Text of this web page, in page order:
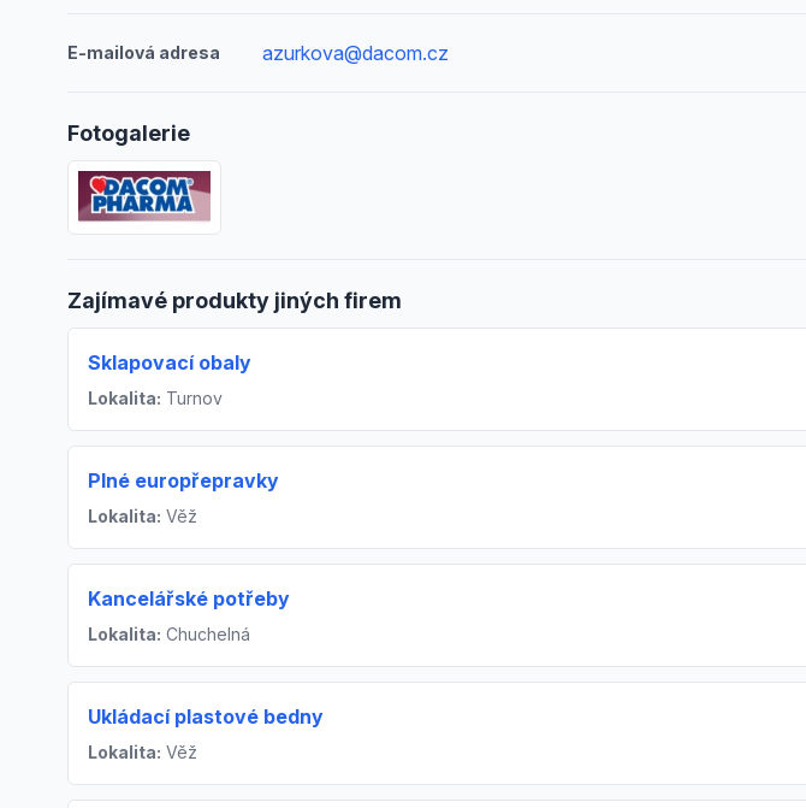
E-mailová adresa azurkova@dacom.cz
Fotogalerie
Zajímavé produkty jiných firem
Sklapovací obaly
Lokalita: Turnov
Plné europřepravky
Lokalita: Věž
Kancelářské potřeby
Lokalita: Chuchelná
Ukládací plastové bedny
Lokalita: Věž